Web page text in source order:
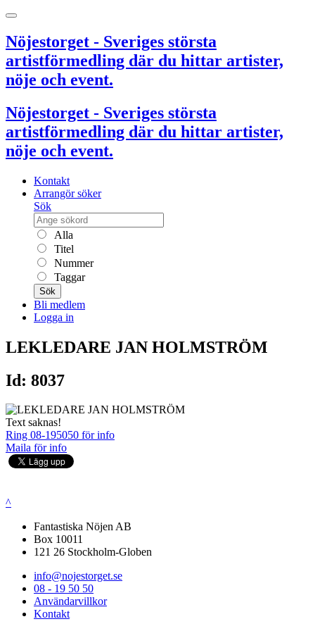
Nöjestorget - Sveriges största
artistförmedling där du hittar artister,
nöje och event.
Nöjestorget - Sveriges största
artistförmedling där du hittar artister,
nöje och event.
Kontakt
Arrangör söker
Sök
Alla
Titel
Nummer
Taggar
Sök
Bli medlem
Logga in
LEKLEDARE JAN HOLMSTRÖM
Id: 8037
Text saknas!
Ring 08-195050 för info
Maila för info
^
Fantastiska Nöjen AB
Box 10011
121 26 Stockholm-Globen
info@nojestorget.se
08 - 19 50 50
Användarvillkor
Kontakt